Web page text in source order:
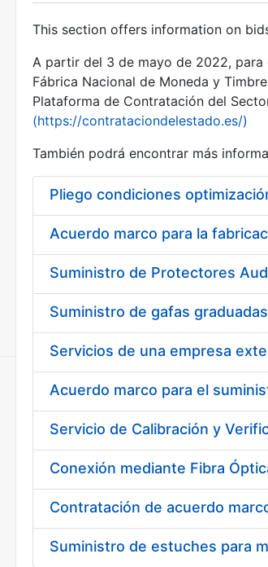
Show/Hide
Show/Hide
Show/Hide
Show/Hide
This section offers information on
A partir del 3 de mayo de 2022,
Fábrica Nacional de Moneda y
Plataforma de Contratación del
(https://contrataciondelestado.es/)
También podrá encontrar más
Pliego condiciones
Acuerdo marco para la
Acuerdo marco para el
Suministro de estuches para